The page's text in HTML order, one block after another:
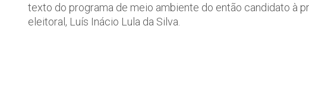
texto do programa de meio ambiente do então candidato à
eleitoral, Luís Inácio Lula da Silva.